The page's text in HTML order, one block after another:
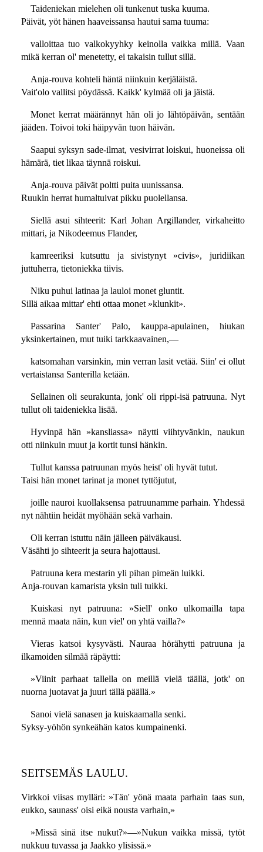
Taideniekan mielehen oli tunkenut tuska kuuma.
Päivät, yöt hänen haaveissansa hautui sama tuuma:
valloittaa tuo valkokyyhky keinolla vaikka millä. Vaan
mikä kerran ol' menetetty, ei takaisin tullut sillä.
Anja-rouva kohteli häntä niinkuin kerjäläistä.
Vait'olo vallitsi pöydässä. Kaikk' kylmää oli ja jäistä.
Monet kerrat määrännyt hän oli jo lähtöpäivän, sentään
jääden. Toivoi toki häipyvän tuon häivän.
Saapui syksyn sade-ilmat, vesivirrat loiskui, huoneissa oli
hämärä, tiet likaa täynnä roiskui.
Anja-rouva päivät poltti puita uunissansa.
Ruukin herrat humaltuivat pikku puolellansa.
Siellä asui sihteerit: Karl Johan Argillander, virkaheitto
mittari, ja Nikodeemus Flander,
kamreeriksi kutsuttu ja sivistynyt »civis», juridiikan
juttuherra, tietoniekka tiivis.
Niku puhui latinaa ja lauloi monet gluntit.
Sillä aikaa mittar' ehti ottaa monet »klunkit».
Passarina Santer' Palo, kauppa-apulainen, hiukan
yksinkertainen, mut tuiki tarkkaavainen,—
katsomahan varsinkin, min verran lasit vetää. Siin' ei ollut
vertaistansa Santerilla ketään.
Sellainen oli seurakunta, jonk' oli rippi-isä patruuna. Nyt
tullut oli taideniekka lisää.
Hyvinpä hän »kansliassa» näytti viihtyvänkin, naukun
otti niinkuin muut ja kortit tunsi hänkin.
Tullut kanssa patruunan myös heist' oli hyvät tutut.
Taisi hän monet tarinat ja monet tyttöjutut,
joille nauroi kuollaksensa patruunamme parhain. Yhdessä
nyt nähtiin heidät myöhään sekä varhain.
Oli kerran istuttu näin jälleen päiväkausi.
Väsähti jo sihteerit ja seura hajottausi.
Patruuna kera mestarin yli pihan pimeän luikki.
Anja-rouvan kamarista yksin tuli tuikki.
Kuiskasi nyt patruuna: »Siell' onko ulkomailla tapa
mennä maata näin, kun viel' on yhtä vailla?»
Vieras katsoi kysyvästi. Nauraa hörähytti patruuna ja
ilkamoiden silmää räpäytti:
»Viinit parhaat tallella on meillä vielä täällä, jotk' on
nuorna juotavat ja juuri tällä päällä.»
Sanoi vielä sanasen ja kuiskaamalla senki.
Syksy-yöhön synkeähän katos kumpainenki.
SEITSEMÄS LAULU.
Virkkoi viisas mylläri: »Tän' yönä maata parhain taas sun,
eukko, saunass' oisi eikä nousta varhain,»
»Missä sinä itse nukut?»—»Nukun vaikka missä, tytöt
nukkuu tuvassa ja Jaakko ylisissä.»